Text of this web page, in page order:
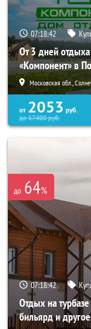
07:18:41
От 3 дней
«Компонент» в
Московская обл.,
от 2053 руб.
до67400руб.
до 64%
07:18:41
Отдых на
бильярд и другое